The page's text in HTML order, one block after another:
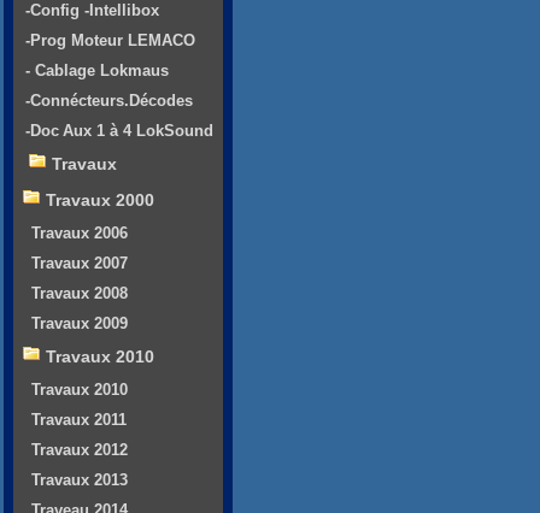
-Config -Intellibox
-Prog Moteur LEMACO
- Cablage Lokmaus
-Connécteurs.Décodes
-Doc Aux 1 à 4 LokSound
Travaux
Travaux 2000
Travaux 2006
Travaux 2007
Travaux 2008
Travaux 2009
Travaux 2010
Travaux 2010
Travaux 2011
Travaux 2012
Travaux 2013